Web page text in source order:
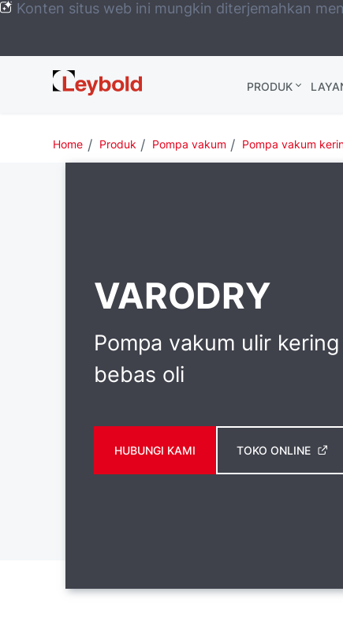
Konten situs web ini mungkin diterjemahkan
Leybold
Global
PRODUK
Home Produk Pompa vakum Pompa vakum
VARODRY
Pompa vakum ulir
bebas oli
HUBUNGI KAMI TOKO ONLINE